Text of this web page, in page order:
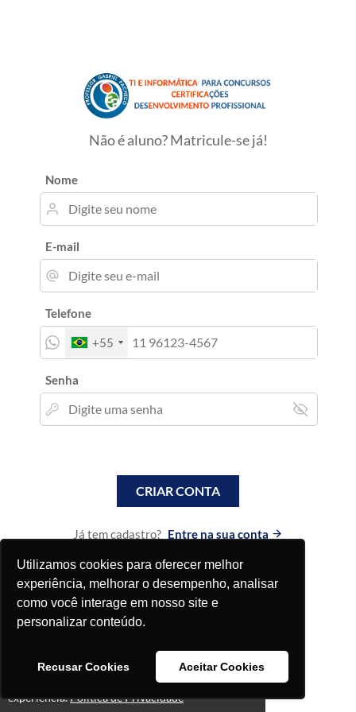
Utilizamos cookies para oferecer melhor
experiência, melhorar o desempenho, analisar
como você interage em nosso site e
personalizar conteúdo.
Recusar Cookies Aceitar Cookies
Não é aluno? Matricule-se já!
Nome
E-mail
Telefone
+55
Senha
CRIAR CONTA
Já tem cadastro? Entre na sua conta
Este site usa cookies para melhorar sua
experiência.Política de Privacidade
Ok!